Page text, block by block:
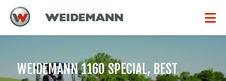
WEIDEMANN 1160 SPECIAL, BEST